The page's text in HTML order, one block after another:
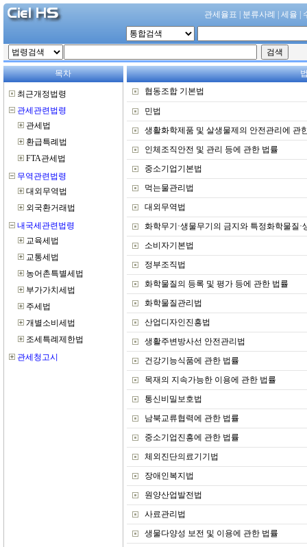
관세율표 분류사례 |세율
목차
협동조합 기본법
민법
생활화학제품 및 살생물제의 안전관리에 관
인체조직안전 및 관리 등에 관한 법률
중소기업기본법
먹는물관리법
대외무역법
화학무기·생물무기의 금지와 특정화학물질·
소비자기본법
정부조직법
화학물질의 등록 및 평가 등에 관한 법률
화학물질관리법
산업디자인진흥법
생활주변방사선 안전관리법
건강기능식품에 관한 법률
목재의 지속가능한 이용에 관한 법률
통신비밀보호법
남북교류협력에 관한 법률
중소기업진흥에 관한 법률
체외진단의료기기법
장애인복지법
원양산업발전법
사료관리법
생물다양성 보전 및 이용에 관한 법률